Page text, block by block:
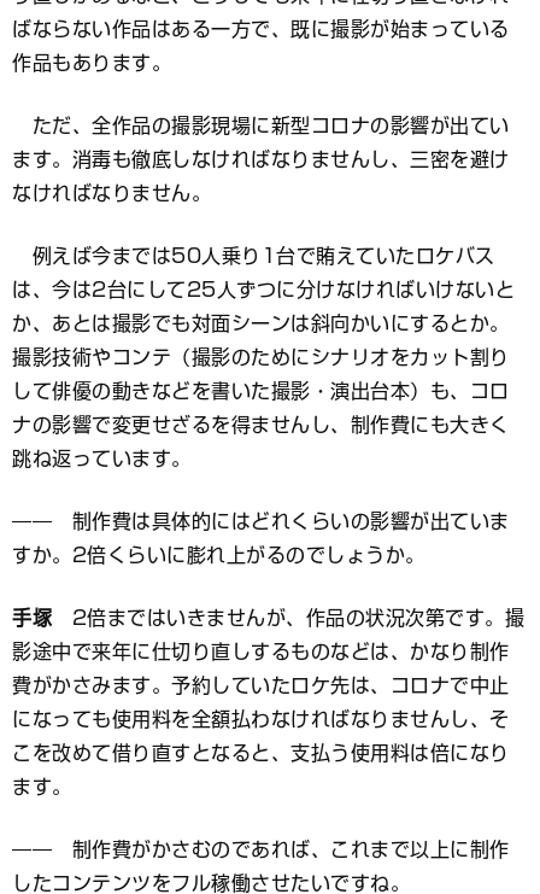
ばならない作品はある一方で、既に撮影が始まっている
作品もあります。
ただ、全作品の撮影現場に新型コロナの影響が出てい
ます。消毒も徹底しなければなりませんし、三密を避け
なければなりません。
例えば今までは50人乗り1台で賄えていたロケバス
は、今は2台にして25人ずつに分けなければいけないと
か、あとは撮影でも対面シーンは斜向かいにするとか。
撮影技術やコンテ（撮影のためにシナリオをカット割り
して俳優の動きなどを書いた撮影・演出台本）も、コロ
ナの影響で変更せざるを得ませんし、制作費にも大きく
跳ね返っています。
―― 制作費は具体的にはどれくらいの影響が出ていま
すか。2倍くらいに膨れ上がるのでしょうか。
手塚 2倍まではいきませんが、作品の状況次第です。撮
影途中で来年に仕切り直しするものなどは、かなり制作
費がかさみます。予約していたロケ先は、コロナで中止
になっても使用料を全額払わなければなりませんし、そ
こを改めて借り直すとなると、支払う使用料は倍になり
ます。
―― 制作費がかさむのであれば、これまで以上に制作
したコンテンツをフル稼働させたいですね。